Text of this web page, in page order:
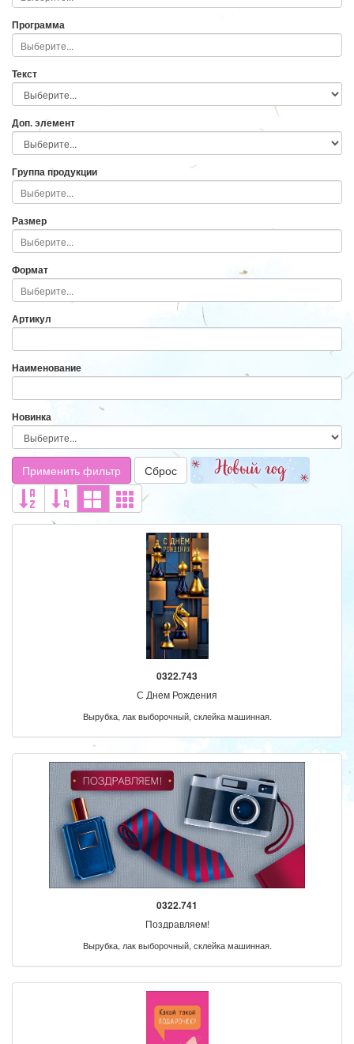
Программа
Текст
Доп. элемент
Группа продукции
Размер
Формат
Артикул
Наименование
Новинка
Применить фильтр Сброс
0322.743
С Днем Рождения
Вырубка, лак выборочный, склейка машинная.
0322.741
Поздравляем!
Вырубка, лак выборочный, склейка машинная.